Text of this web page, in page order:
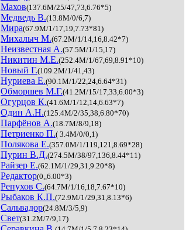
Махов(137.6M/25/47,73,6.76*5)
Медведь В.(13.8M/0/6,7)
Мира(67.9M/1/17,19,7.73*81)
Михалыч М.(67.2M/1/14,16,8.42*7)
Неизвестная А.(57.5M/1/15,17)
Никитин М.Е.(252.4M/1/67,69,8.91*10)
Новый Г.(109.2M/1/41,43)
Нуриева Е.(90.1M/1/22,24,6.64*31)
Обморшев М.Г.(41.2M/15/17,33,6.00*3)
Огурцов К.(41.6M/1/12,14,6.63*7)
Один A.H.(125.4M/2/35,38,6.80*70)
Парфёнов А.(18.7M/8/9,18)
Петриенко П.( 3.4M/0/0,1)
Полякова Е.(357.0M/1/119,121,8.69*28)
Пурин В.Д.(274.5M/38/97,136,8.44*11)
Райзер Е.(62.1M/1/29,31,9.20*8)
Редактор(0,,6.00*3)
Репухов С.(64.7M/1/16,18,7.67*10)
Рыбаков К.П.(72.9M/1/29,31,8.13*6)
Сальвадор(24.8M/3/5,9)
Свет(31.2M/7/9,17)